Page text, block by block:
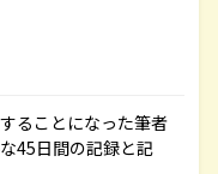
ることになった筆者
45日間の記録と記